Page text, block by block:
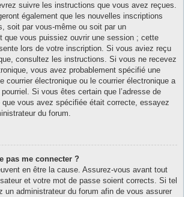
suivre les instructions que vous avez reçues.
également que les nouvelles inscriptions
soit par vous-même ou soit par un
que vous puissiez ouvrir une session ; cette
lors de votre inscription. Si vous aviez reçu
consultez les instructions. Si vous ne recevez
vous avez probablement spécifié une
courrier électronique ou le courrier électronique a
Si vous êtes certain que l’adresse de
que vous avez spécifiée était correcte, essayez
du forum.
pas me connecter ?
en être la cause. Assurez-vous avant tout
et votre mot de passe soient corrects. Si tel
un administrateur du forum afin de vous assurer